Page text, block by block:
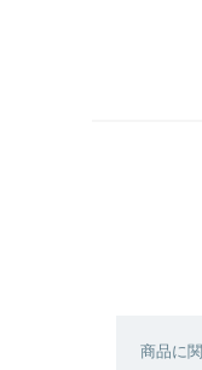
商品に